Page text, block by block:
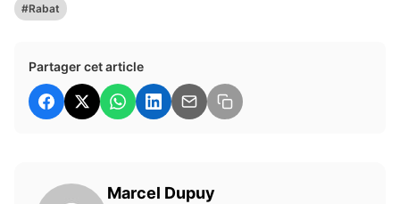
#Rabat
Partager cet article
Marcel Dupuy